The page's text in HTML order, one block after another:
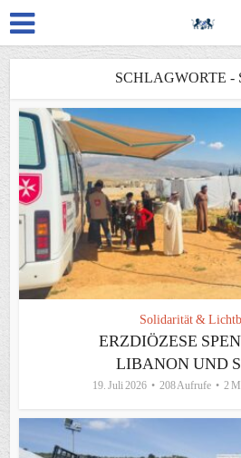
SCHLAGWORTE -
Solidarität &
ERZDIÖZESE
LIBANON UND
19. Juli 2026 208 Aufrufe 2